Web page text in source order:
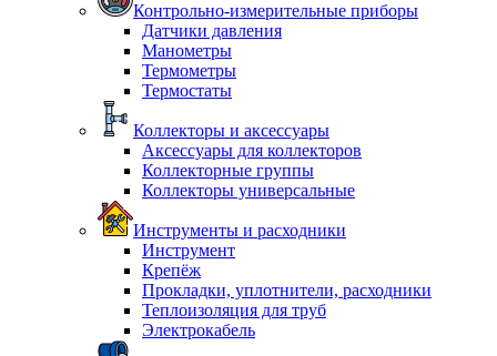
Контрольно-измерительные приборы
Датчики давления
Манометры
Термометры
Термостаты
Коллекторы и аксессуары
Аксессуары для коллекторов
Коллекторные группы
Коллекторы универсальные
Инструменты и расходники
Инструмент
Крепёж
Прокладки, уплотнители, расходники
Теплоизоляция для труб
Электрокабель